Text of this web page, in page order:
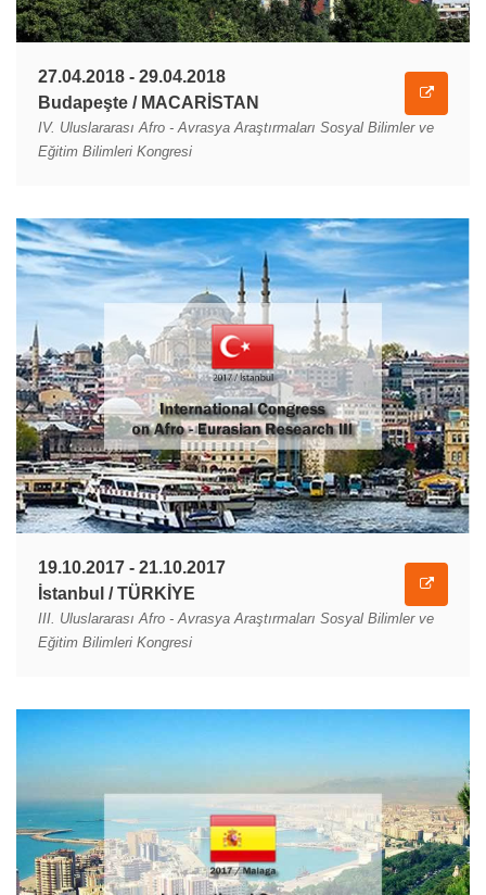
27.04.2018 - 29.04.2018
Budapeşte / MACARİSTAN
IV. Uluslararası Afro - Avrasya Araştırmaları Sosyal Bilimler ve
Eğitim Bilimleri Kongresi
19.10.2017 - 21.10.2017
İstanbul / TÜRKİYE
III. Uluslararası Afro - Avrasya Araştırmaları Sosyal Bilimler ve
Eğitim Bilimleri Kongresi